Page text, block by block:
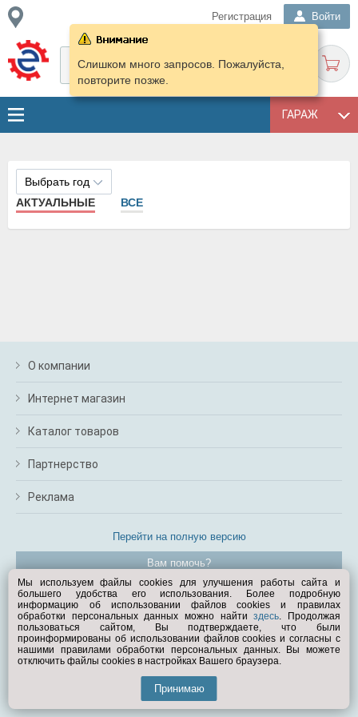
Регистрация Войти
ГАРАЖ
Слишком много запросов. Пожалуйста,
повторите позже.
Выбрать год
АКТУАЛЬНЫЕ
ВСЕ
О компании
Интернет магазин
Каталог товаров
Партнерство
Реклама
Перейти на полную версию
Вам помочь?
© Exist.ru 1998—2026
Мы используем файлы cookies для улучшения работы сайта и
большего удобства его использования. Более подробную
информацию об использовании файлов cookies и правилах
обработки персональных данных можно найтиздесь. Продолжая
пользоваться сайтом, Вы подтверждаете, что были
проинформированы об использовании файлов cookies и согласны с
нашими правилами обработки персональных данных. Вы можете
отключить файлы cookies в настройках Вашего браузера.
Принимаю